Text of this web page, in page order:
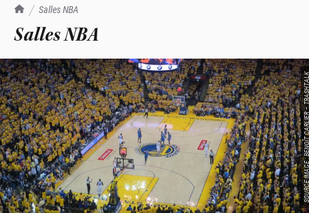
TrashTalk Actu NBA
Salles NBA
Salles NBA
SOURCE IMAGE :